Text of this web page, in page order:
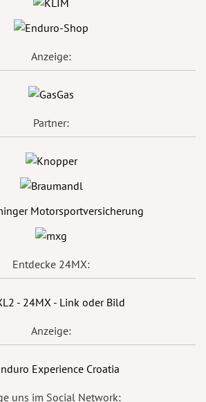
Anzeige:
Partner:
Entdecke 24MX:
Anzeige:
uns im Social Network: